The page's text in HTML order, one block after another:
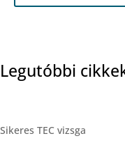
Legutóbbi
Sikeres TEC vizsga